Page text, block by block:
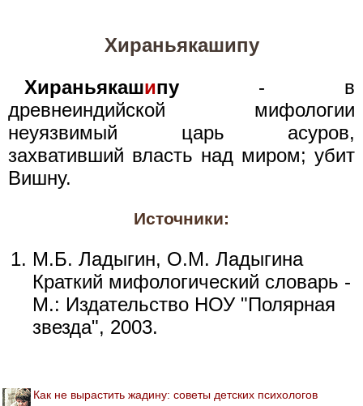
Хираньякашипу
Хираньякашипу - в
древнеиндийской мифологии
неуязвимый царь асуров,
захвативший власть над миром; убит
Вишну.
Источники:
М.Б. Ладыгин, О.М. Ладыгина
Краткий мифологический словарь -
М.: Издательство НОУ "Полярная
звезда", 2003.
Как не вырастить жадину: советы детских психологов